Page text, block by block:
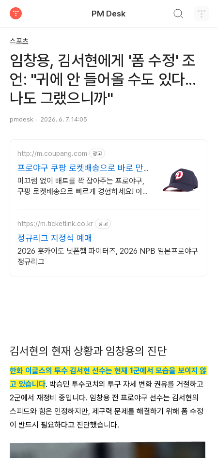
PM Desk
스포츠
임창용, 김서현에게 '폼 수정' 조
언: "귀에 안 들어올 수도 있다...
나도 그랬으니까"
pmdesk 2026. 6. 7. 14:05
http://m.coupang.com 광고
프로야구 쿠팡 로켓배송으로 바로 만나
요
미끄럼 없이 배트를 꽉 잡아주는 프로야구,
쿠팡 로켓배송으로 빠르게 경험하세요! 야구
https://m.ticketlink.co.kr 광고
정규리그 지정석 예매
2026 홋카이도 닛폰햄 파이터즈, 2026 NPB 일본프로야구
정규리그
김서현의 현재 상황과 임창용의 진단
한화 이글스의 투수 김서현 선수는 현재 1군에서 모습을 보이지 않
고 있습니다. 박승민 투수코치의 투구 자세 변화 권유를 거절하고
2군에서 재정비 중입니다. 임창용 전 프로야구 선수는 김서현의
스피드와 힘은 인정하지만, 제구력 문제를 해결하기 위해 폼 수정
이 반드시 필요하다고 진단했습니다.